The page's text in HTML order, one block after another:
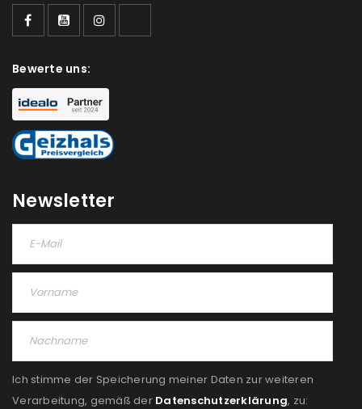
Bewerte uns:
Newsletter
Ich stimme der Speicherung meiner Daten zur weiteren
Verarbeitung, gemäß der Datenschutzerklärung, zu: